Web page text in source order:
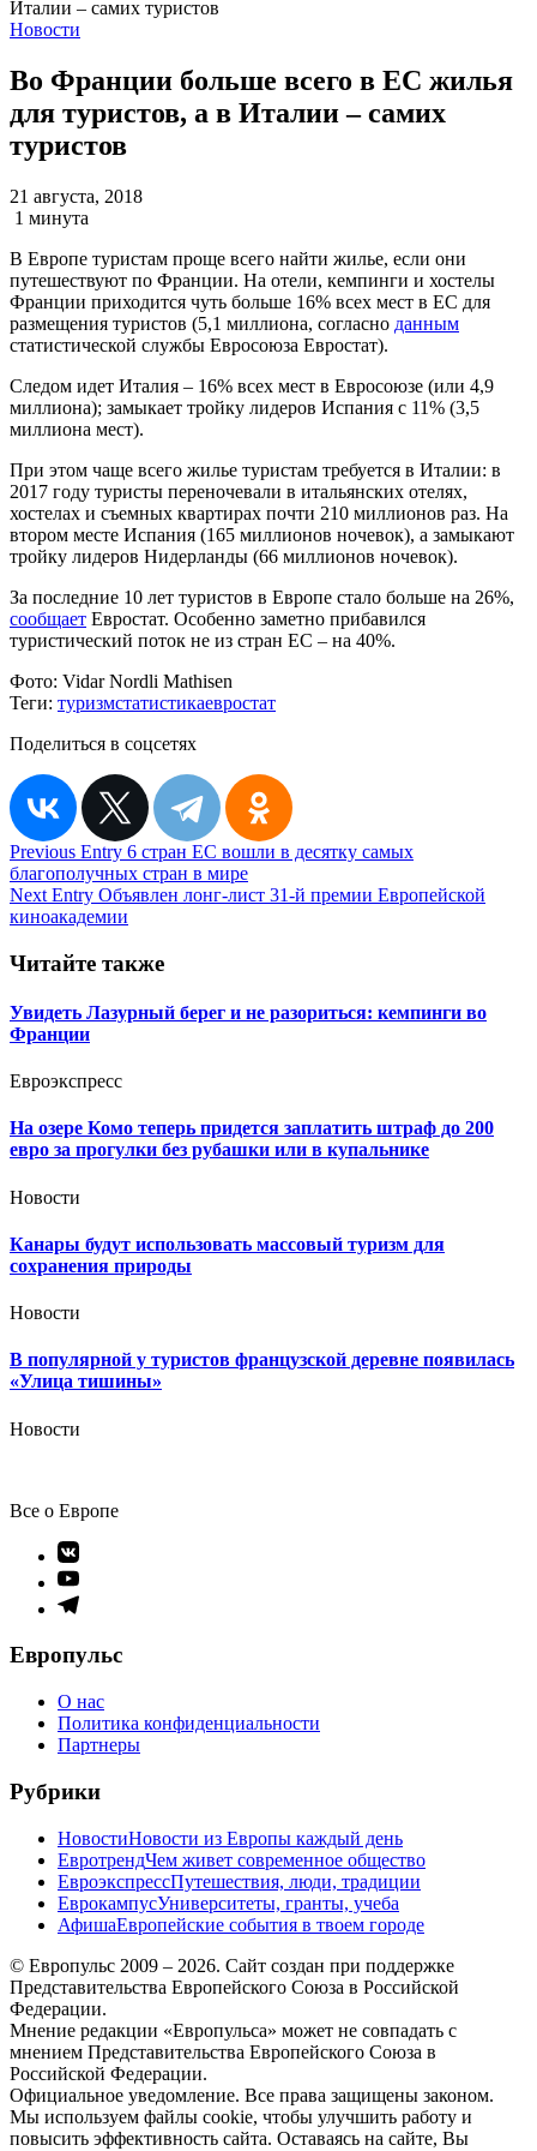
Новости
Во Франции больше всего в ЕС жилья
для туристов, а в Италии – самих
туристов
21 августа, 2018
1 минута
В Европе туристам проще всего найти жилье, если они
путешествуют по Франции. На отели, кемпинги и хостелы
Франции приходится чуть больше 16% всех мест в ЕС для
размещения туристов (5,1 миллиона, согласно данным
статистической службы Евросоюза Евростат).
Следом идет Италия – 16% всех мест в Евросоюзе (или 4,9
миллиона); замыкает тройку лидеров Испания с 11% (3,5
миллиона мест).
При этом чаще всего жилье туристам требуется в Италии: в
2017 году туристы переночевали в итальянских отелях,
хостелах и съемных квартирах почти 210 миллионов раз. На
втором месте Испания (165 миллионов ночевок), а замыкают
тройку лидеров Нидерланды (66 миллионов ночевок).
За последние 10 лет туристов в Европе стало больше на 26%,
сообщает Евростат. Особенно заметно прибавился
туристический поток не из стран ЕС – на 40%.
Фото: Vidar Nordli Mathisen
Теги: туризмстатистикаевростат
Поделиться в соцсетях
Навигация
по
записям
Previous Entry 6 стран ЕС вошли в десятку самых
благополучных стран в мире
Next Entry Объявлен лонг-лист 31-й премии Европейской
киноакадемии
Читайте также
Увидеть Лазурный берег и не разориться: кемпинги во
Франции
Евроэкспресс
На озере Комо теперь придется заплатить штраф до 200
евро за прогулки без рубашки или в купальнике
Новости
Канары будут использовать массовый туризм для
сохранения природы
Новости
В популярной у туристов французской деревне появилась
«Улица тишины»
Новости
Все о Европе
Элемент
меню
Элемент
меню
Элемент
Европульс
О нас
Политика конфиденциальности
Партнеры
Рубрики
НовостиНовости из Европы каждый день
ЕвротрендЧем живет современное общество
ЕвроэкспрессПутешествия, люди, традиции
ЕврокампусУниверситеты, гранты, учеба
АфишаЕвропейские события в твоем городе
© Европульс 2009 – 2026. Сайт создан при поддержке
Представительства Европейского Союза в Российской
Федерации.
Мнение редакции «Европульса» может не совпадать с
мнением Представительства Европейского Союза в
Российской Федерации.
Официальное уведомление. Все права защищены законом.
Мы используем файлы cookie, чтобы улучшить работу и
повысить эффективность сайта. Оставаясь на сайте, Вы